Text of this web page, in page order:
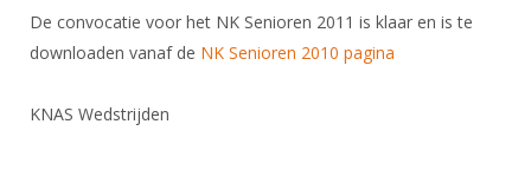
De convocatie voor het NK Senioren 2011 is klaar en is te
downloaden vanaf de NK Senioren 2010 pagina
KNAS Wedstrijden